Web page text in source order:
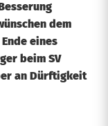
dem
eines
beim SV
an Dürftigkeit